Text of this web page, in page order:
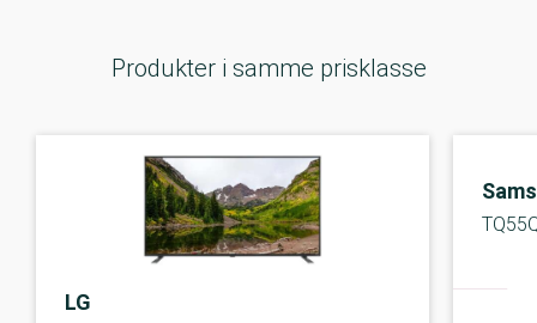
Produkter i samme prisklasse
LG